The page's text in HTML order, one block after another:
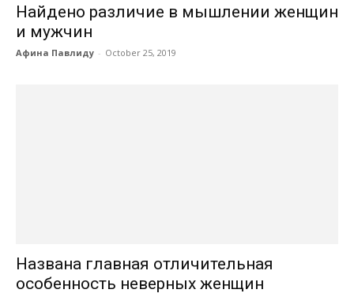
Найдено различие в мышлении женщин
и мужчин
Афина Павлиду - October 25, 2019
Названа главная отличительная
особенность неверных женщин